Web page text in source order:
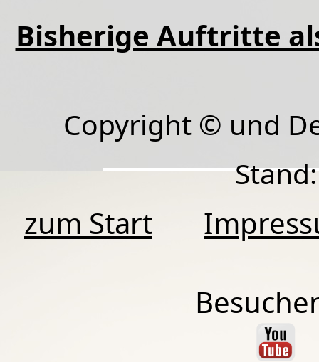
Bisherige Auftritte
Copyright © und
zum Start